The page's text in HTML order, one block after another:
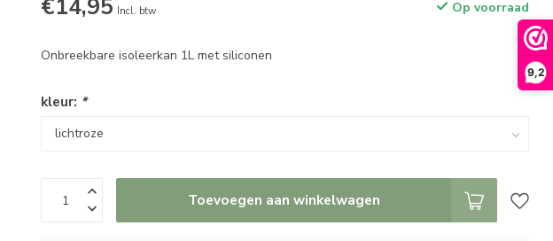
9,2
€14,95 Incl. btw Op voorraad
Onbreekbare isoleerkan 1L met siliconen
kleur: *
Toevoegen aan winkelwagen